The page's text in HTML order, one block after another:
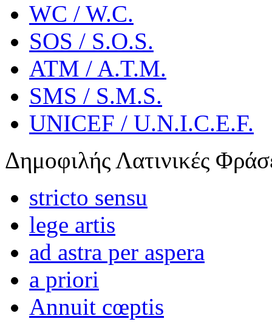
WC / W.C.
SOS / S.O.S.
ATM / A.T.M.
SMS / S.M.S.
UNICEF / U.N.I.C.E.F.
Δημοφιλής Λατινικές
stricto sensu
lege artis
ad astra per aspera
a priori
Annuit cœptis